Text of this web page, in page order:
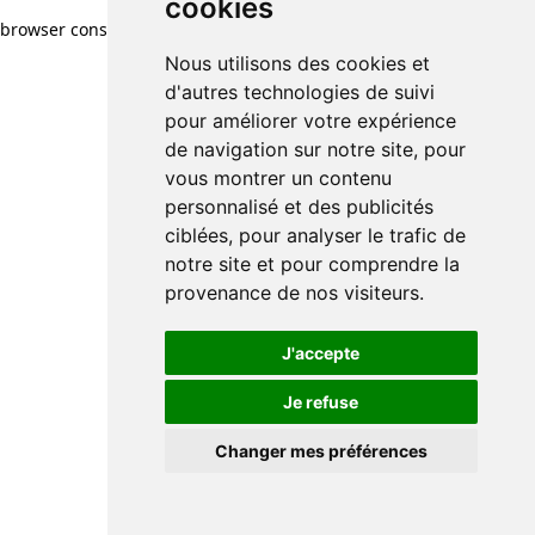
cookies
Nous utilisons des cookies et
d'autres technologies de suivi
pour améliorer votre expérience
de navigation sur notre site, pour
vous montrer un contenu
personnalisé et des publicités
ciblées, pour analyser le trafic de
notre site et pour comprendre la
provenance de nos visiteurs.
J'accepte
Je refuse
Changer mes préférences
browser console for more information)